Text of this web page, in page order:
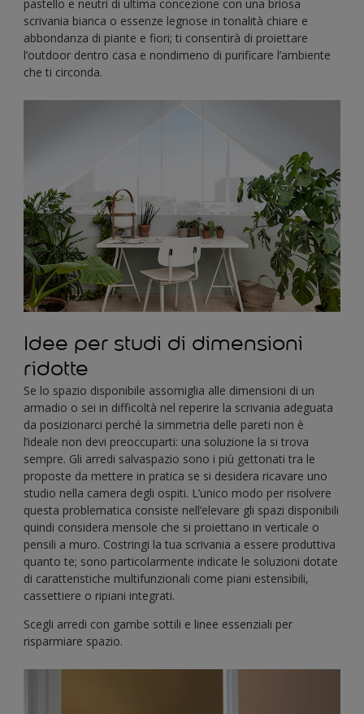
pastello e neutri di ultima concezione con una briosa
scrivania bianca o essenze legnose in tonalità chiare e
abbondanza di piante e fiori; ti consentirà di proiettare
l’outdoor dentro casa e nondimeno di purificare l’ambiente
che ti circonda.
Idee per studi di dimensioni
ridotte
Se lo spazio disponibile assomiglia alle dimensioni di un
armadio o sei in difficoltà nel reperire la scrivania adeguata
da posizionarci perché la simmetria delle pareti non è
l’ideale non devi preoccuparti: una soluzione la si trova
sempre. Gli arredi salvaspazio sono i più gettonati tra le
proposte da mettere in pratica se si desidera ricavare uno
studio nella camera degli ospiti. L’unico modo per risolvere
questa problematica consiste nell’elevare gli spazi disponibili
quindi considera mensole che si proiettano in verticale o
pensili a muro. Costringi la tua scrivania a essere produttiva
quanto te; sono particolarmente indicate le soluzioni dotate
di caratteristiche multifunzionali come piani estensibili,
cassettiere o ripiani integrati.
Scegli arredi con gambe sottili e linee essenziali per
risparmiare spazio.